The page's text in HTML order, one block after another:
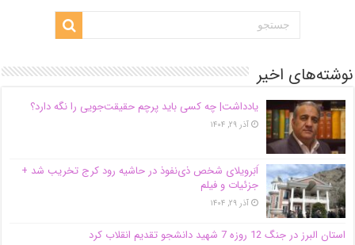
نوشته‌های اخیر
یادداشت| ‌چه کسی باید پرچم حقیقت‌جویی را نگه دارد؟
آذر ۲۹, ۱۴۰۴
اَبَر‌ویلای شخص ذی‌نفوذ در حاشیه‌ رود کرج تخریب شد +
جزئیات و فیلم
آذر ۲۹, ۱۴۰۴
استان البرز در جنگ 12 روزه 7 شهید دانشجو تقدیم انقلاب کرد